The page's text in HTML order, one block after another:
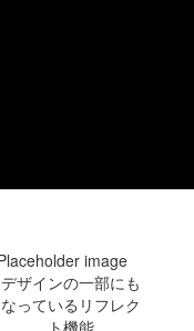
デザインの一部にも
なっているリフレク
ト機能